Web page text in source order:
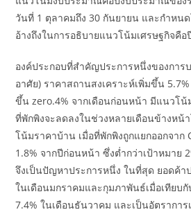
วันที่ 1 ตุลาคมถึง 30 กันยายน และกำห
อ้างถึงในการอธิบายแนวโน้มเศรษฐกิจคื
องค์ประกอบที่สำคัญประการหนึ่งของการ
อาศัย) ราคาสถานสงเคราะห์เพิ่มขึ้น
ขึ้น zero.4% จากเดือนก่อนหน้า มีแนวโน้
ที่พักพิงจะลดลงในช่วงหลายเดือนข้างหน้
โน้มราคาบ้าน เมื่อที่พักพิงถูกแยกออกจาก
1.8% จากปีก่อนหน้า ซึ่งต่ำกว่าเป้าหมาย
จึงเป็นปัญหาประการหนึ่ง ในที่สุด ยอดค้า
ในเดือนมกราคมและกุมภาพันธ์เมื่อเทียบ
7.4% ในเดือนธันวาคม และเป็นอัตรากา